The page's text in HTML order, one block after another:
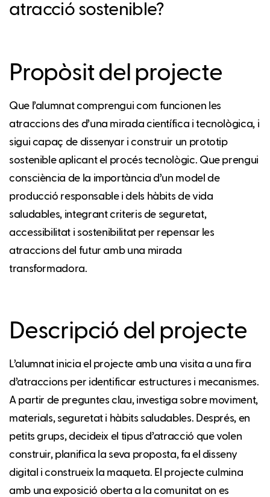
atracció sostenible?
Propòsit del projecte
Que l’alumnat comprengui com funcionen les
atraccions des d’una mirada científica i tecnològica, i
sigui capaç de dissenyar i construir un prototip
sostenible aplicant el procés tecnològic. Que prengui
consciència de la importància d’un model de
producció responsable i dels hàbits de vida
saludables, integrant criteris de seguretat,
accessibilitat i sostenibilitat per repensar les
atraccions del futur amb una mirada
transformadora.
Descripció del projecte
L’alumnat inicia el projecte amb una visita a una fira
d’atraccions per identificar estructures i mecanismes.
A partir de preguntes clau, investiga sobre moviment,
materials, seguretat i hàbits saludables. Després, en
petits grups, decideix el tipus d’atracció que volen
construir, planifica la seva proposta, fa el disseny
digital i construeix la maqueta. El projecte culmina
amb una exposició oberta a la comunitat on es